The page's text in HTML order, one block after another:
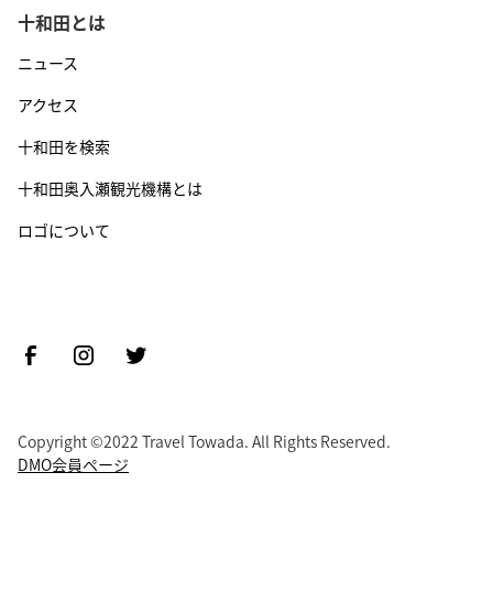
十和田とは
ニュース
アクセス
十和田を検索
十和田奥入瀬観光機構とは
ロゴについて
Copyright ©2022 Travel Towada. All Rights Reserved.
DMO会員ページ